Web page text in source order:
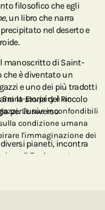
filosofico che egli
, un libro che narra
nel deserto e
manoscritto di Saint-
che è diventato un
e uno dei più tradotti
la storia del Piccolo
per l'universo
pianeti, incontra
quali l'isolamento,
Exupéry è un
Le sue inconfondibili
condizione umana
l'immaginazione dei